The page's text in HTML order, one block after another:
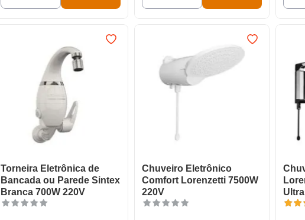
Torneira Eletrônica de
Bancada ou Parede Sintex
Branca 700W 220V
Chuveiro Eletrônico
Comfort Lorenzetti 7500W
220V